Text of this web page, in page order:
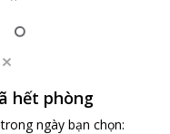
hết phòng
ngày bạn chọn: